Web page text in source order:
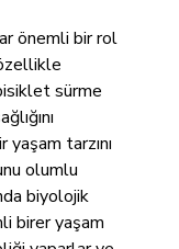
önemli bir rol
sürme
tarzını
olumlu
biyolojik
birer yaşam